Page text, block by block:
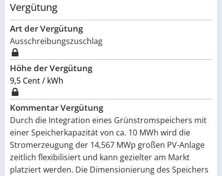
Vergütung
Art der Vergütung
Ausschreibungszuschlag
Höhe der Vergütung
9,5 Cent / kWh
Kommentar Vergütung
Durch die Integration eines Grünstromspeichers mit
einer Speicherkapazität von ca. 10 MWh wird die
Stromerzeugung der 14,567 MWp großen PV-Anlage
zeitlich flexibilisiert und kann gezielter am Markt
platziert werden. Die Dimensionierung des Speichers